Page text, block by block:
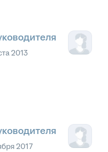
2013
2017